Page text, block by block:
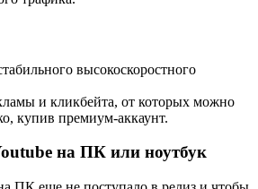
высокоскоростного
и кликбейта, от которых можно
купив премиум-аккаунт.
на ПК или ноутбук